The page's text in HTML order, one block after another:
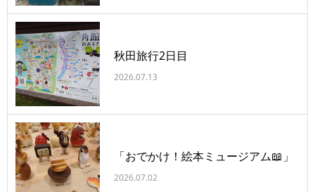
秋田旅行2日目
2026.07.13
「おでかけ！絵本ミュージアム📖」
2026.07.02